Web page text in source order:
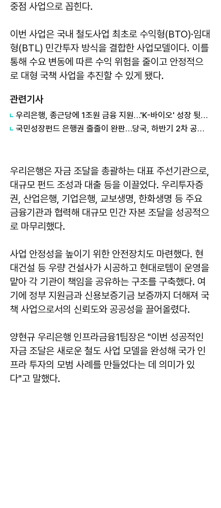
중점 사업으로 꼽힌다.
이번 사업은 국내 철도사업 최초로 수익형(BTO)·임대
형(BTL) 민간투자 방식을 결합한 사업모델이다. 이를
통해 수요 변동에 따른 수익 위험을 줄이고 안정적으
로 대형 국책 사업을 추진할 수 있게 됐다.
관련기사
우리은행, 종근당에 1조원 금융 지원…'K-바이오' 성장 뒷받침
국민성장펀드 은행권 줄줄이 완판…당국, 하반기 2차 공급 검토
우리은행은 자금 조달을 총괄하는 대표 주선기관으로,
대규모 펀드 조성과 대출 등을 이끌었다. 우리투자증
권, 산업은행, 기업은행, 교보생명, 한화생명 등 주요
금융기관과 협력해 대규모 민간 자본 조달을 성공적으
로 마무리했다.
사업 안정성을 높이기 위한 안전장치도 마련했다. 현
대건설 등 우량 건설사가 시공하고 현대로템이 운영을
맡아 각 기관이 책임을 공유하는 구조를 구축했다. 여
기에 정부 지원금과 신용보증기금 보증까지 더해져 국
책 사업으로서의 신뢰도와 공공성을 끌어올렸다.
양현규 우리은행 인프라금융1팀장은 "이번 성공적인
자금 조달은 새로운 철도 사업 모델을 완성해 국가 인
프라 투자의 모범 사례를 만들었다는 데 의미가 있
다"고 말했다.